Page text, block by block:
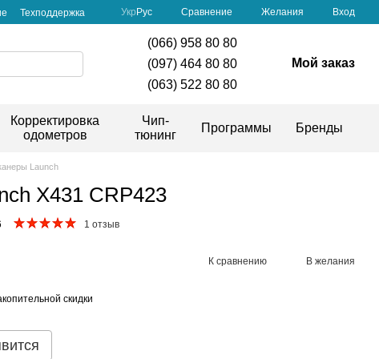
Техподдержка Укр Рус Сравнение Желания Вход
(066) 958 80 80
(097) 464 80 80
(063) 522 80 80
Мой заказ
Корректировка
одометров
Чип-
тюнинг
Программы Бренды
Launch
X431 CRP423
1 отзыв
К сравнению В желания
скидки